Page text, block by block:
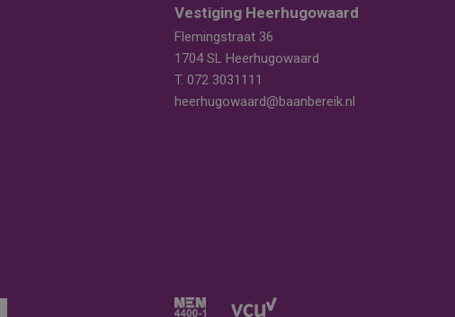
Vestiging Heerhugowaard
Flemingstraat 36
1704 SL Heerhugowaard
T. 072 3031111
heerhugowaard@baanbereik.nl